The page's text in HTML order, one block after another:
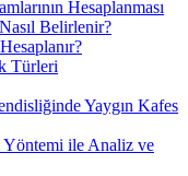
Hesaplanması
Belirlenir?
Türleri
Yaygın Kafes
ile Analiz ve